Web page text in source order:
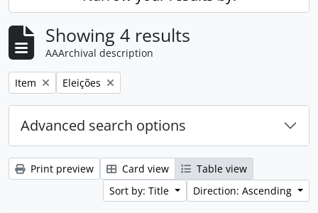
Showing 4 results
AAArchival description
Remove filter:
Item Remove filter:
Eleições
Advanced search options
Print preview Card view
Table view
Sort by: Title
Direction: Ascending